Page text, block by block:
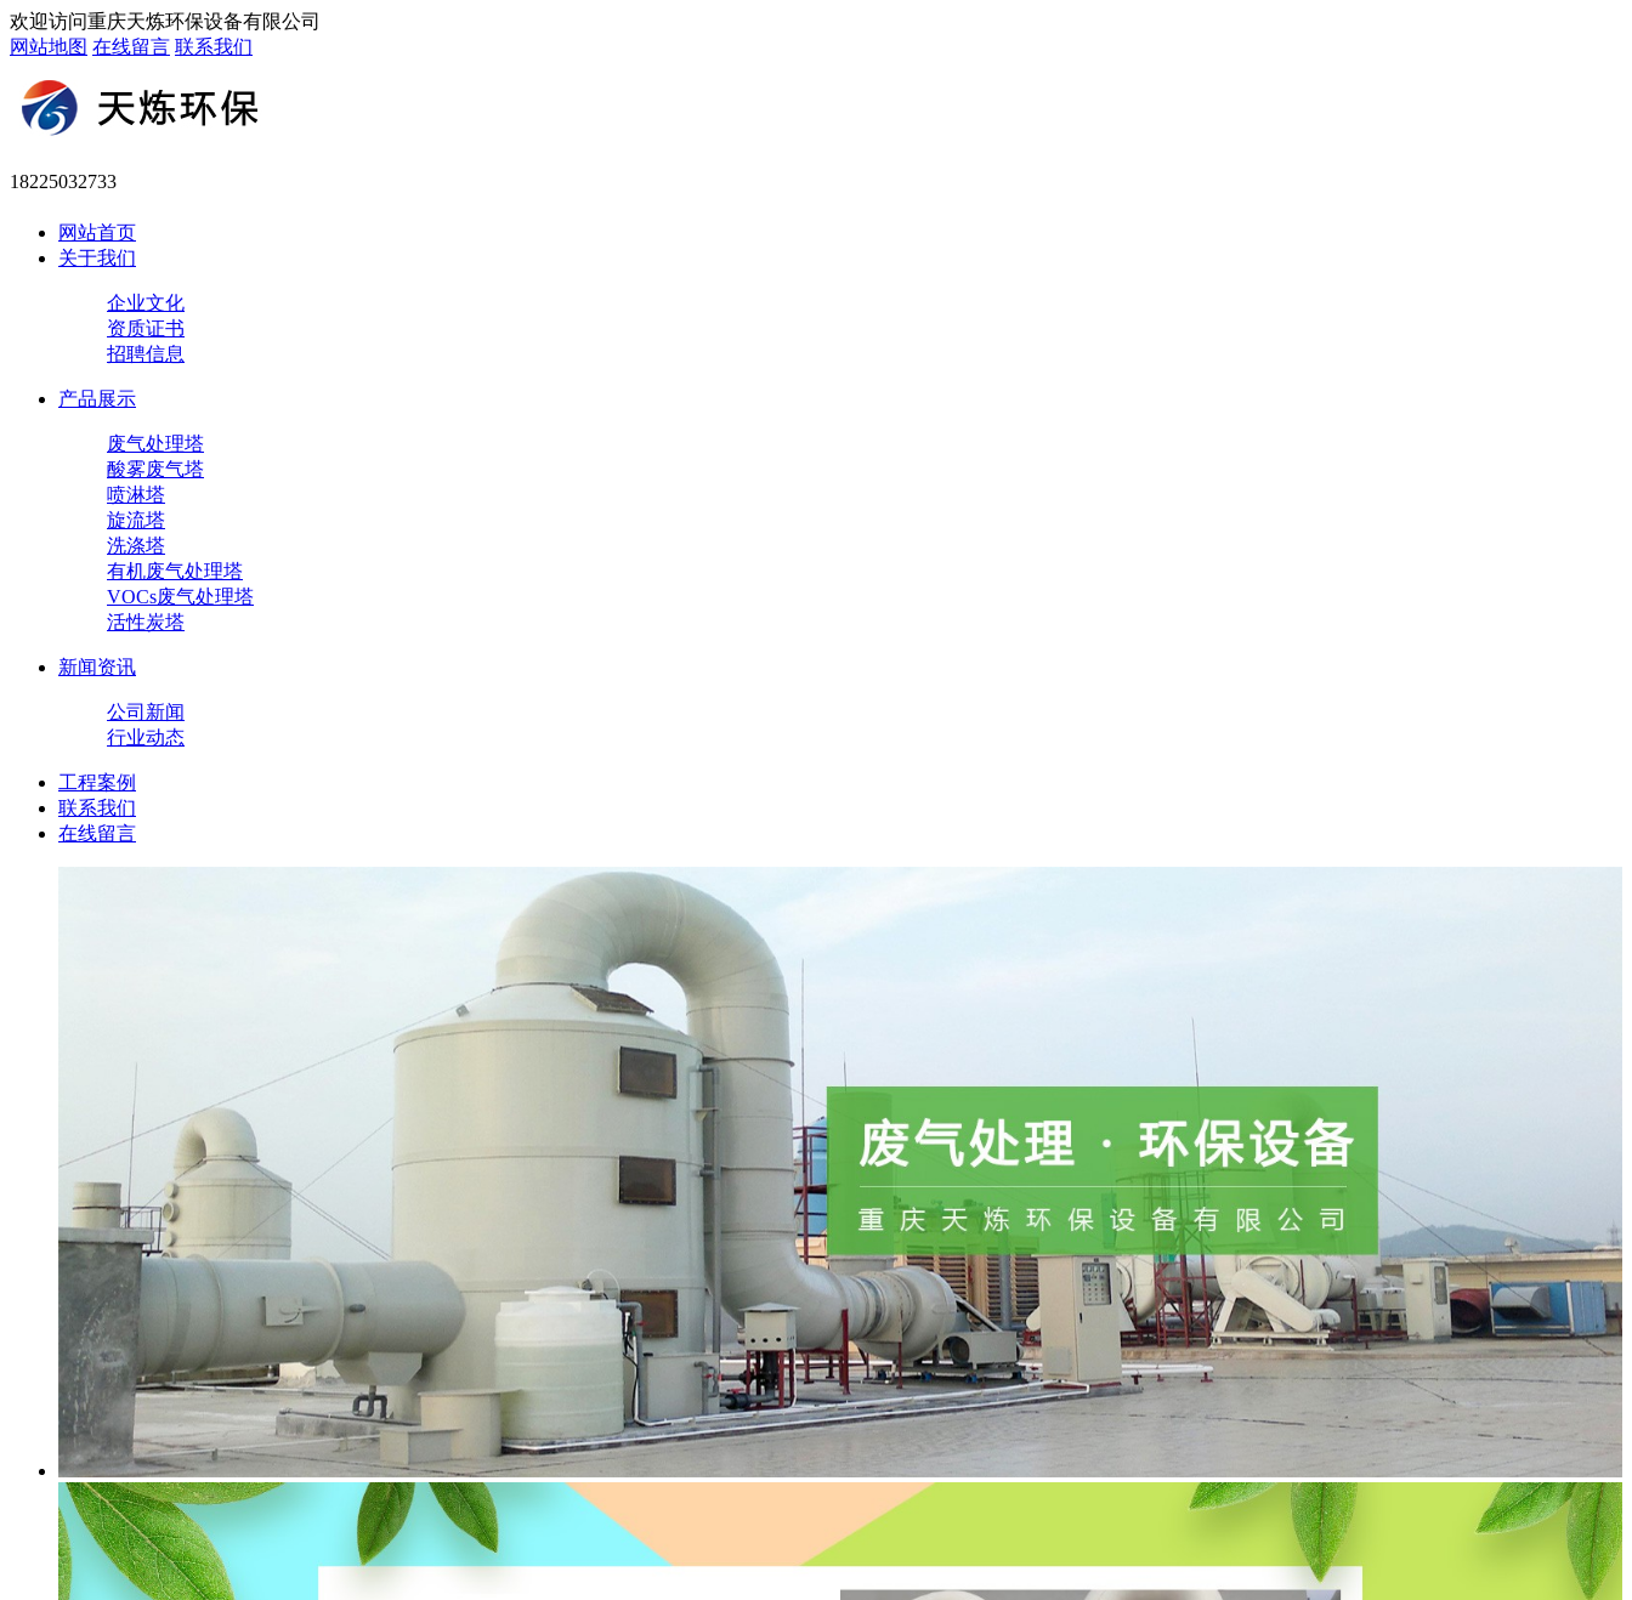
欢迎访问重庆天炼环保设备有限公司
网站地图 在线留言 联系我们
18225032733
网站首页
关于我们
企业文化
资质证书
招聘信息
产品展示
废气处理塔
酸雾废气塔
喷淋塔
旋流塔
洗涤塔
有机废气处理塔
VOCs废气处理塔
活性炭塔
新闻资讯
公司新闻
行业动态
工程案例
联系我们
在线留言